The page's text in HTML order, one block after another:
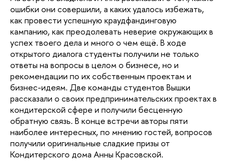
ошибки они совершили, а каких удалось избежать,
как провести успешную краудфандинговую
кампанию, как преодолевать неверие окружающих в
успех твоего дела и много о чем ещё. В ходе
открытого диалога студенты получили не только
ответы на вопросы в целом о бизнесе, но и
рекомендации по их собственным проектам и
бизнес-идеям. Две команды студентов Вышки
рассказали о своих предпринимательских проектах в
кондитерской сфере и получили бесценную
обратную связь. В конце встречи авторы пяти
наиболее интересных, по мнению гостей, вопросов
получили оригинальные сладкие призы от
Кондитерского дома Анны Красовской.